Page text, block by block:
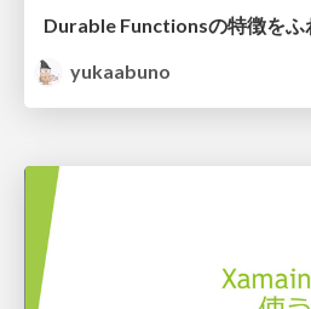
Durable Functionsの特徴をふ
yukaabuno